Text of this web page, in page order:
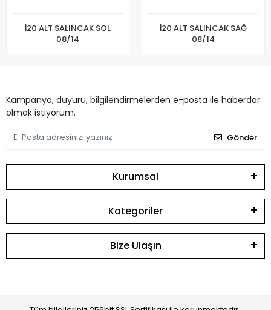
İ20 ALT SALINCAK SOL
08/14
İ20 ALT SALINCAK SAĞ
08/14
Kampanya, duyuru, bilgilendirmelerden e-posta ile haberdar
olmak istiyorum.
Gönder
Kurumsal
Kategoriler
Bize Ulaşın